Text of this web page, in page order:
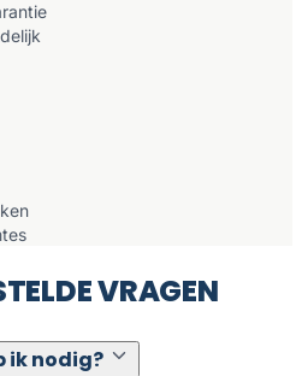
VRAGEN
ik nodig?